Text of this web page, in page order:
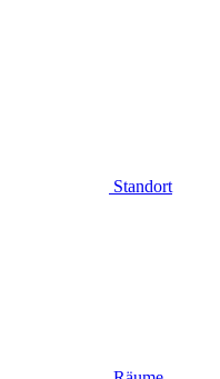
Standort